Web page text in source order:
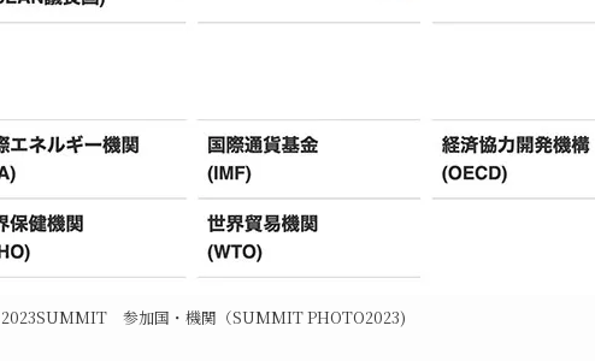
2023SUMMIT 参加国・機関（SUMMIT PHOTO2023)